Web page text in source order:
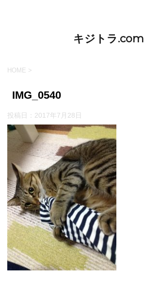
キジトラ.com
HOME >
IMG_0540
投稿日： 2017年7月28日